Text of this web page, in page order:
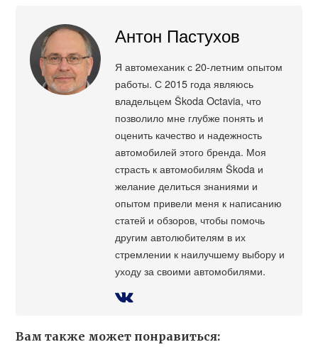
Антон Пастухов
Я автомеханик с 20-летним опытом
работы. С 2015 года являюсь
владельцем Škoda Octavia, что
позволило мне глубже понять и
оценить качество и надежность
автомобилей этого бренда. Моя
страсть к автомобилям Škoda и
желание делиться знаниями и
опытом привели меня к написанию
статей и обзоров, чтобы помочь
другим автолюбителям в их
стремлении к наилучшему выбору и
уходу за своими автомобилями.
Вам также может понравиться: